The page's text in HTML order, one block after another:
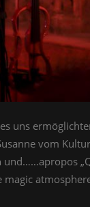
uns
vom
und……apropos
magic